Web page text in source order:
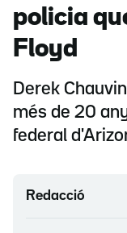
policia
Floyd
Derek
més de 20
federal
Redacció